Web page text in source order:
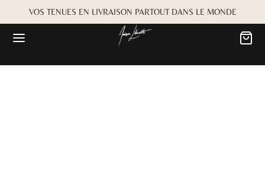
VOS TENUES EN LIVRAISON PARTOUT DANS LE MONDE